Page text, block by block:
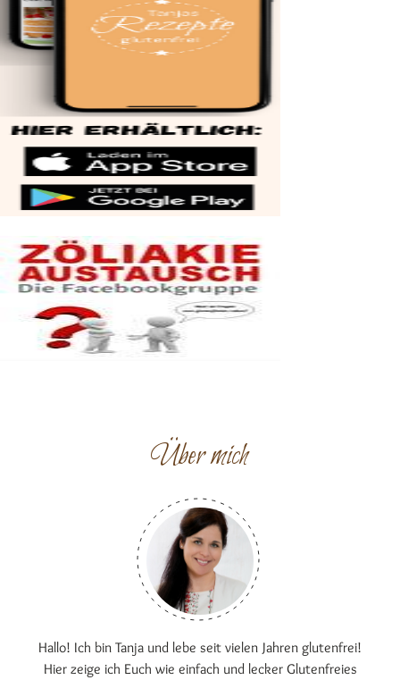
Über mich
Hallo! Ich bin Tanja und lebe seit vielen Jahren glutenfrei!
Hier zeige ich Euch wie einfach und lecker Glutenfreies